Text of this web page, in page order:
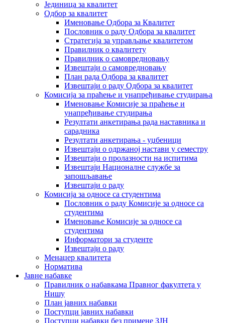
Јединица за квалитет
Одбор за квалитет
Именовање Одбора за Квалитет
Пословник о раду Одбора за квалитет
Стратегија за управљање квалитетом
Правилник о квалитету
Правилник о самовредновању
Извештаји о самовредновању
План рада Одбора за квалитет
Извештаји о раду Одбора за квалитет
Комисија за праћење и унапређивање студирања
Именовање Комисије за праћење и
унапређивање студирања
Резултати анкетирања рада наставника и
сарадника
Резултати анкетирања - уџбеници
Извештаји о одржаној настави у семестру
Извештаји о пролазности на испитима
Извештаји Националне службе за
запошљавање
Извештаји о раду
Комисија за односе са студентима
Пословник о раду Комисије за односе са
студентима
Именовање Комисије за односе са
студентима
Информатори за студенте
Извештаји о раду
Менаџер квалитета
Норматива
Јавне набавке
Правилник о набавкама Правног факултета у
Нишу
План јавних набавки
Поступци јавних набавки
Поступци набавки без примене ЗЈН